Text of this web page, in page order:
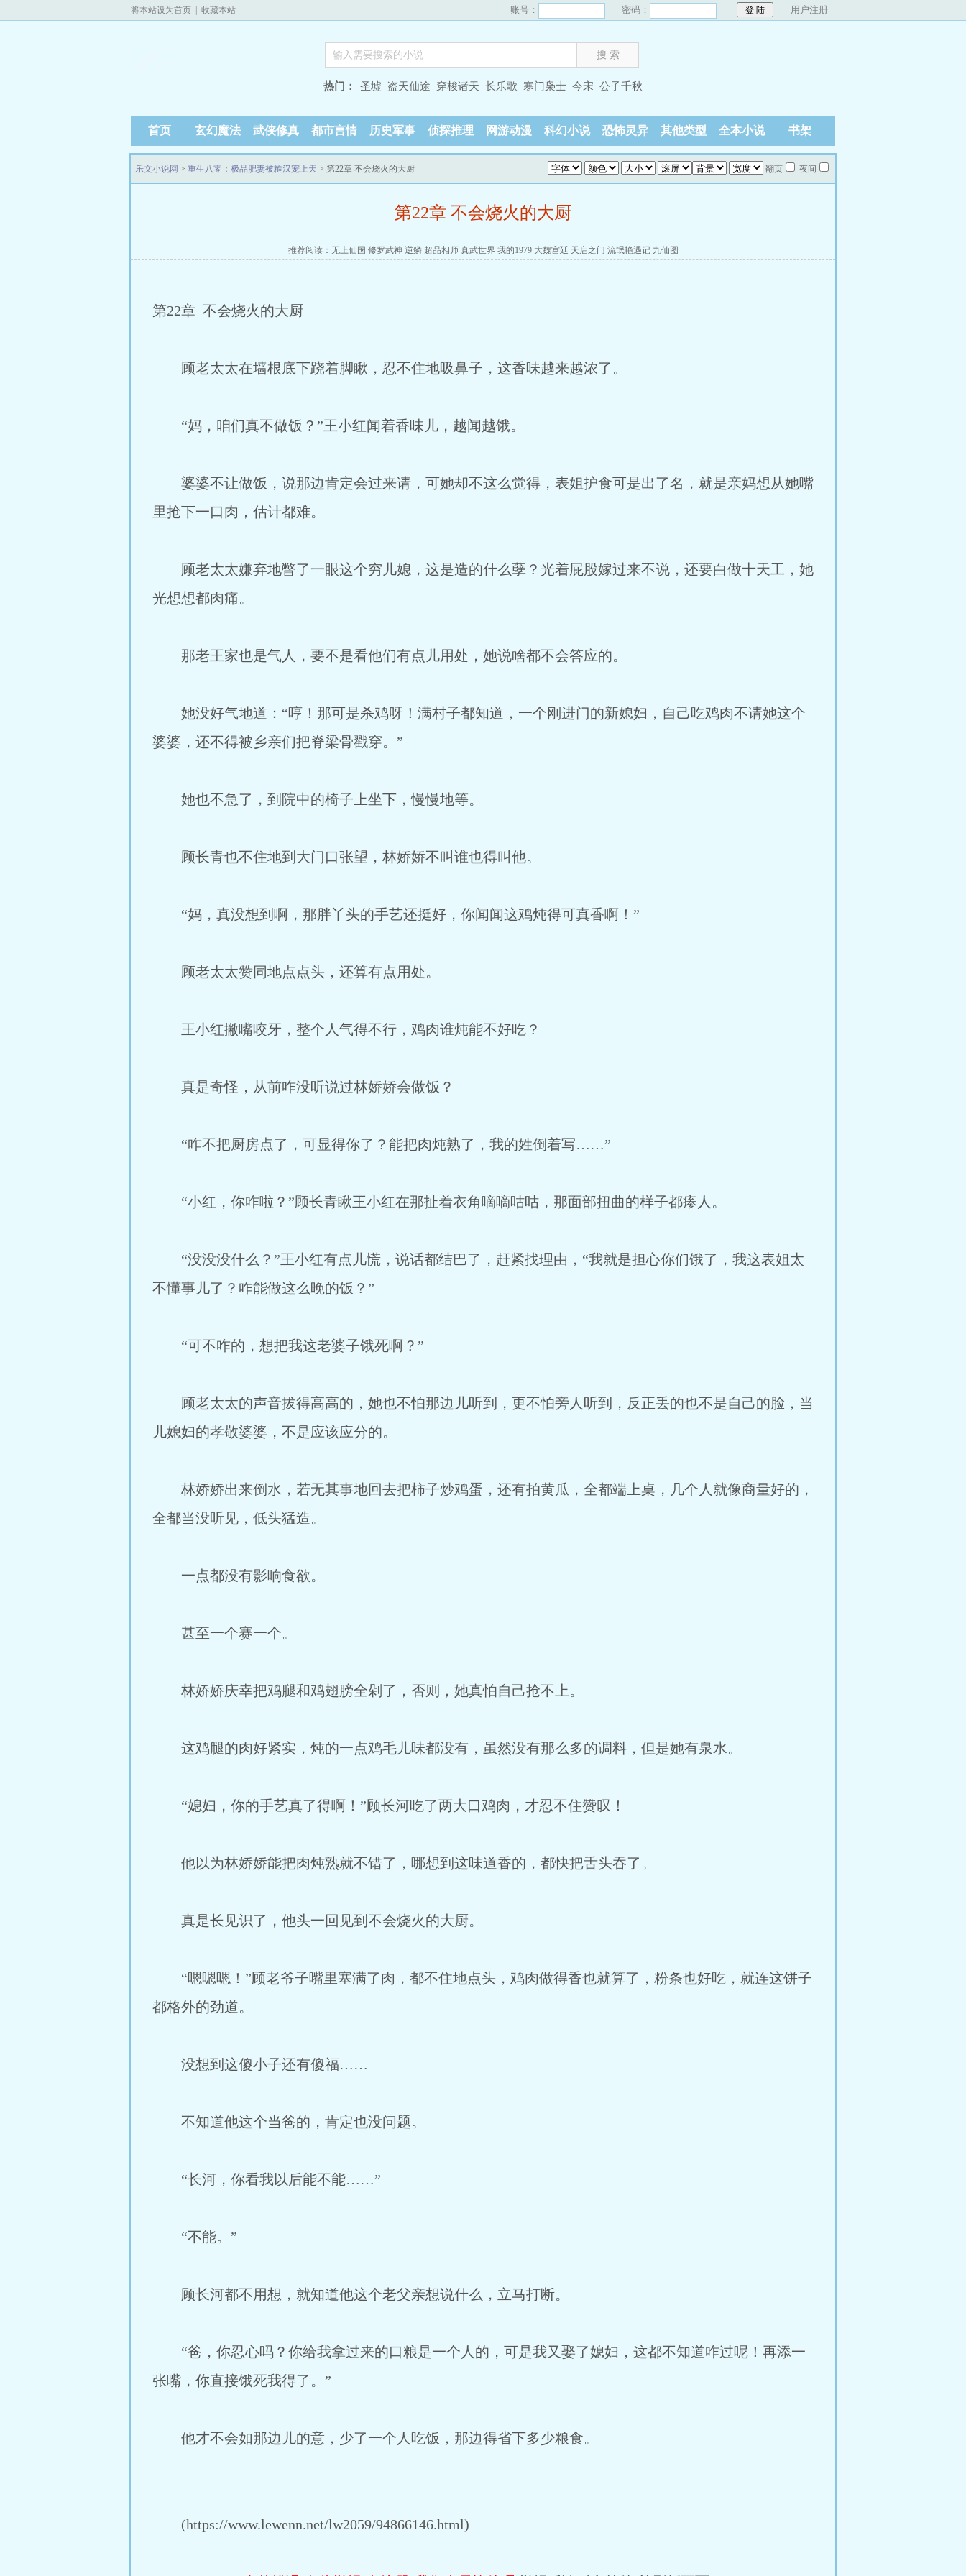
将本站设为首页 收藏本站 账号： 密码： 用户注册
热门： 圣墟 盗天仙途 穿梭诸天 长乐歌 寒门枭士 今宋 公子千秋
首页 玄幻魔法 武侠修真 都市言情 历史军事 侦探推理 网游动漫 科幻小说 恐怖灵异 其他类型 全本小说 书架
乐文小说网 > 重生八零：极品肥妻被糙汉宠上天 > 第22章 不会烧火的大厨 翻页 夜间
第22章 不会烧火的大厨
推荐阅读： 无上仙国 修罗武神 逆鳞 超品相师 真武世界 我的1979 大魏宫廷 天启之门 流氓艳遇记 九仙图
第22章 不会烧火的大厨
顾老太太在墙根底下跷着脚瞅，忍不住地吸鼻子，这香味越来越浓了。
“妈，咱们真不做饭？”王小红闻着香味儿，越闻越饿。
婆婆不让做饭，说那边肯定会过来请，可她却不这么觉得，表姐护食可是出了名，就是亲妈想从她嘴
里抢下一口肉，估计都难。
顾老太太嫌弃地瞥了一眼这个穷儿媳，这是造的什么孽？光着屁股嫁过来不说，还要白做十天工，她
光想想都肉痛。
那老王家也是气人，要不是看他们有点儿用处，她说啥都不会答应的。
她没好气地道：“哼！那可是杀鸡呀！满村子都知道，一个刚进门的新媳妇，自己吃鸡肉不请她这个
婆婆，还不得被乡亲们把脊梁骨戳穿。”
她也不急了，到院中的椅子上坐下，慢慢地等。
顾长青也不住地到大门口张望，林娇娇不叫谁也得叫他。
“妈，真没想到啊，那胖丫头的手艺还挺好，你闻闻这鸡炖得可真香啊！”
顾老太太赞同地点点头，还算有点用处。
王小红撇嘴咬牙，整个人气得不行，鸡肉谁炖能不好吃？
真是奇怪，从前咋没听说过林娇娇会做饭？
“咋不把厨房点了，可显得你了？能把肉炖熟了，我的姓倒着写……”
“小红，你咋啦？”顾长青瞅王小红在那扯着衣角嘀嘀咕咕，那面部扭曲的样子都瘆人。
“没没没什么？”王小红有点儿慌，说话都结巴了，赶紧找理由，“我就是担心你们饿了，我这表姐太
不懂事儿了？咋能做这么晚的饭？”
“可不咋的，想把我这老婆子饿死啊？”
顾老太太的声音拔得高高的，她也不怕那边儿听到，更不怕旁人听到，反正丢的也不是自己的脸，当
儿媳妇的孝敬婆婆，不是应该应分的。
林娇娇出来倒水，若无其事地回去把柿子炒鸡蛋，还有拍黄瓜，全都端上桌，几个人就像商量好的，
全都当没听见，低头猛造。
一点都没有影响食欲。
甚至一个赛一个。
林娇娇庆幸把鸡腿和鸡翅膀全剁了，否则，她真怕自己抢不上。
这鸡腿的肉好紧实，炖的一点鸡毛儿味都没有，虽然没有那么多的调料，但是她有泉水。
“媳妇，你的手艺真了得啊！”顾长河吃了两大口鸡肉，才忍不住赞叹！
他以为林娇娇能把肉炖熟就不错了，哪想到这味道香的，都快把舌头吞了。
真是长见识了，他头一回见到不会烧火的大厨。
“嗯嗯嗯！”顾老爷子嘴里塞满了肉，都不住地点头，鸡肉做得香也就算了，粉条也好吃，就连这饼子
都格外的劲道。
没想到这傻小子还有傻福……
不知道他这个当爸的，肯定也没问题。
“长河，你看我以后能不能……”
“不能。”
顾长河都不用想，就知道他这个老父亲想说什么，立马打断。
“爸，你忍心吗？你给我拿过来的口粮是一个人的，可是我又娶了媳妇，这都不知道咋过呢！再添一
张嘴，你直接饿死我得了。”
他才不会如那边儿的意，少了一个人吃饭，那边得省下多少粮食。
(https://www.lewenn.net/lw2059/94866146.html)